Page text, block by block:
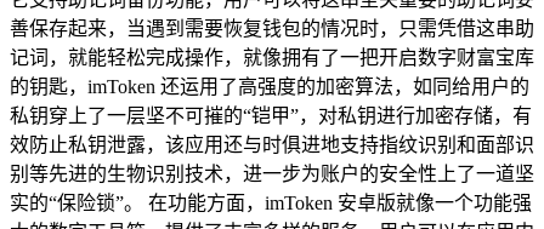
善保存起来，当遇到需要恢复钱包的情况时，只需凭借这串助
记词，就能轻松完成操作，就像拥有了一把开启数字财富宝库
的钥匙，imToken 还运用了高强度的加密算法，如同给用户的
私钥穿上了一层坚不可摧的“铠甲”，对私钥进行加密存储，有
效防止私钥泄露，该应用还与时俱进地支持指纹识别和面部识
别等先进的生物识别技术，进一步为账户的安全性上了一道坚
实的“保险锁”。 在功能方面，imToken 安卓版就像一个功能强